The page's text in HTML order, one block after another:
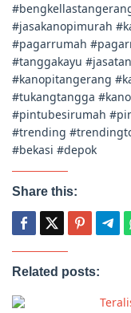
#jasakanopimurah
#pagarrumah
#tanggakayu
#kanopitangerang
#tukangtangga
#pintubesirumah
#trending
#bekasi #depok
Share this:
Related posts: